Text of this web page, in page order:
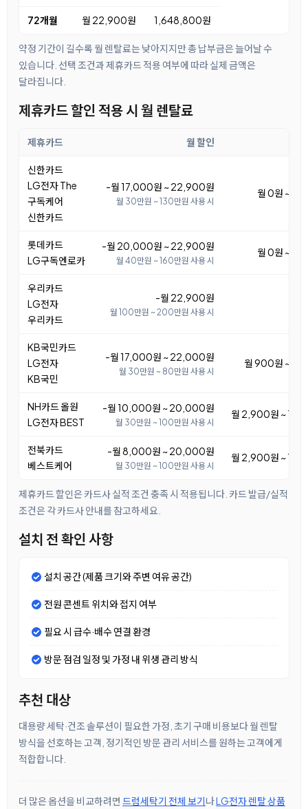
72개월 월 22,900원 1,648,800원
약정 기간이 길수록 월 렌탈료는 낮아지지만 총 납부금은 늘어날 수
있습니다. 선택 조건과 제휴카드 적용 여부에 따라 실제 금액은
달라집니다.
제휴카드 할인 적용 시 월 렌탈료
제휴카드 월 할인
신한카드
LG전자 The
구독케어
신한카드
-월 17,000원 ~ 22,900원
월 30만원 ~ 130만원 사용 시
월 0원 ~
롯데카드
LG구독엔로카
-월 20,000원 ~ 22,900원
월 40만원 ~ 160만원 사용 시
월 0원 ~
우리카드
LG전자
우리카드
-월 22,900원
월 100만원 ~ 200만원 사용 시
KB국민카드
LG전자
KB국민
-월 17,000원 ~ 22,000원
월 30만원 ~ 80만원 사용 시
월 900원 ~
NH카드 올원
LG전자 BEST
-월 10,000원 ~ 20,000원
월 30만원 ~ 100만원 사용 시
월 2,900원 ~
전북카드
베스트케어
-월 8,000원 ~ 20,000원
월 30만원 ~ 100만원 사용 시
월 2,900원 ~
제휴카드 할인은 카드사 실적 조건 충족 시 적용됩니다. 카드 발급/실적
조건은 각 카드사 안내를 참고하세요.
설치 전 확인 사항
설치 공간 (제품 크기와 주변 여유 공간)
전원 콘센트 위치와 접지 여부
필요 시 급수·배수 연결 환경
방문 점검 일정 및 가정 내 위생 관리 방식
추천 대상
대용량 세탁·건조 솔루션이 필요한 가정, 초기 구매 비용보다 월 렌탈
방식을 선호하는 고객, 정기적인 방문 관리 서비스를 원하는 고객에게
적합합니다.
더 많은 옵션을 비교하려면 드럼세탁기 전체 보기나LG전자 렌탈 상품